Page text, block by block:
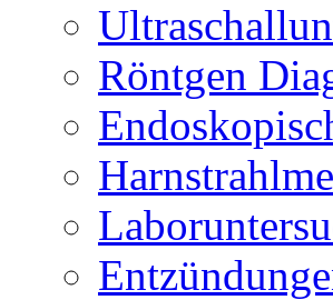
Röntgen